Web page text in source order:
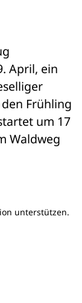
April, ein
Frühling
um 17
Waldweg
unterstützen.